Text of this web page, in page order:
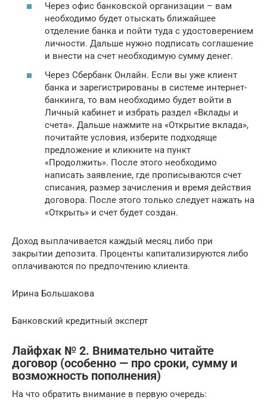
Через офис банковской организации – вам
необходимо будет отыскать ближайшее
отделение банка и пойти туда с удостоверением
личности. Дальше нужно подписать соглашение
и внести на счет необходимую сумму денег.
Через Сбербанк Онлайн. Если вы уже клиент
банка и зарегистрированы в системе интернет-
банкинга, то вам необходимо будет войти в
Личный кабинет и избрать раздел «Вклады и
счета». Дальше нажмите на «Открытие вклада»,
почитайте условия, изберите подходяще
предложение и кликните на пункт
«Продолжить». После этого необходимо
написать заявление, где прописываются счет
списания, размер зачисления и время действия
договора. После этого только следует нажать на
«Открыть» и счет будет создан.
Доход выплачивается каждый месяц либо при
закрытии депозита. Проценты капитализируются либо
оплачиваются по предпочтению клиента.
Ирина Большакова
Банковский кредитный эксперт
Лайфхак № 2. Внимательно читайте
договор (особенно — про сроки, сумму и
возможность пополнения)
На что обратить внимание в первую очередь: